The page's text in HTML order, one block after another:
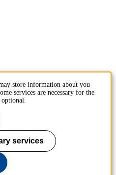
store information about you
services are necessary for the
optional.
services